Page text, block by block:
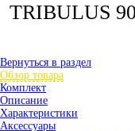
TRIBULUS
Вернуться в раздел
Обзор товара
Комплект
Описание
Характеристики
Аксессуары